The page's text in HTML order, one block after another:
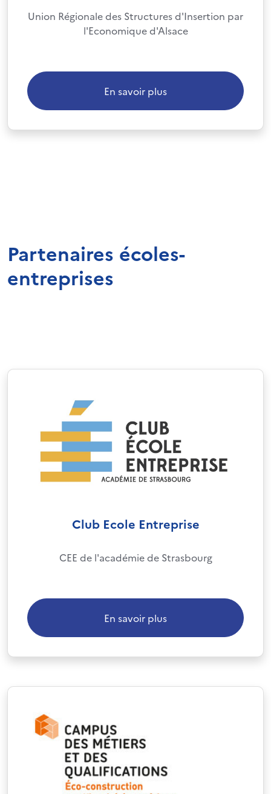
Union Régionale des Structures d'Insertion par
l'Economique d'Alsace
En savoir plus
Partenaires écoles-
entreprises
Club Ecole Entreprise
CEE de l'académie de Strasbourg
En savoir plus